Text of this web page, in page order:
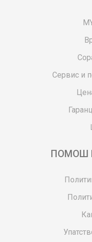
Сервис и
ПОМОШ